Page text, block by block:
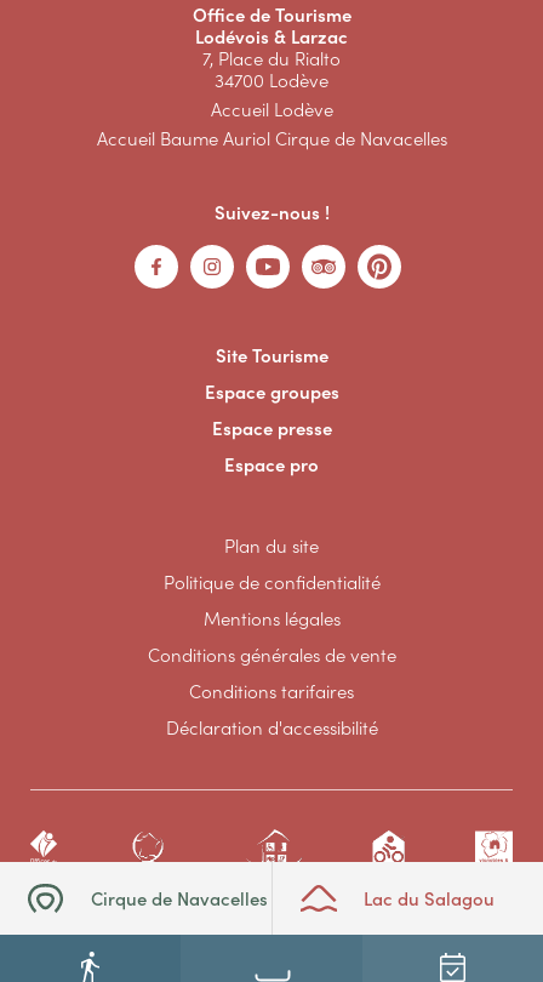
Cirque de Navacelles Lac du Salagou
Office de Tourisme
Lodévois & Larzac
7, Place du Rialto
34700 Lodève
Accueil Lodève
Accueil Baume Auriol Cirque de Navacelles
Suivez-nous !
Site Tourisme
Espace groupes
Espace presse
Espace pro
Plan du site
Politique de confidentialité
Mentions légales
Conditions générales de vente
Conditions tarifaires
Déclaration d'accessibilité